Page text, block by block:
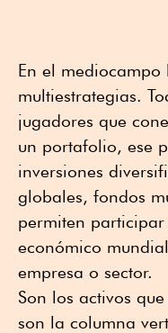
En el mediocampo
multiestrategias.
jugadores que
un portafolio, ese
inversiones
globales, fondos
permiten
económico
empresa o sector.
Son los activos
son la columna